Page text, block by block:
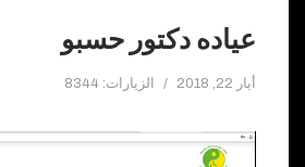
عياده دكتور حسبو
أيار 22, 2018 الزيارات: 8344